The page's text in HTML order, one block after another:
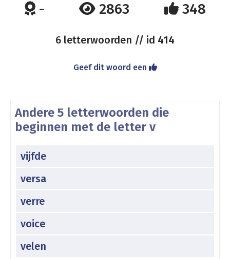
- 2863 348
6 letterwoorden // id 414
Geef dit woord een
Andere 5 letterwoorden die
beginnen met de letter v
vijfde
versa
verre
voice
velen